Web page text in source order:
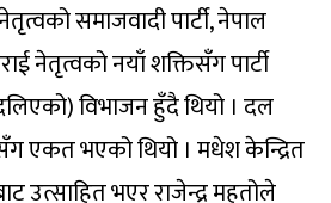
समाजवादी पार्टी, नेपाल
नेतृत्वको नयाँ शक्तिसँग पार्टी
विभाजन हुँदै थियो । दल
एकत भएको थियो । मधेश केन्द्रित
उत्साहित भएर राजेन्द्र महतोले